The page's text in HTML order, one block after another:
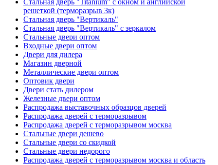
Стальная дверь "Titanium" с окном и английской
решеткой (терморазрыв 3к)
Стальная дверь "Вертикаль"
Стальная дверь "Вертикаль" с зеркалом
Стальные двери оптом
Входные двери оптом
Двери для дилера
Магазин дверной
Металлические двери оптом
Оптовик двери
Двери стать дилером
Железные двери оптом
Распродажа выставочных образцов дверей
Распродажа дверей с терморазрывом
Распродажа дверей с терморазрывом москва
Стальные двери дешево
Стальные двери со скидкой
Стальные двери недорого
Распродажа дверей с терморазрывом москва и область